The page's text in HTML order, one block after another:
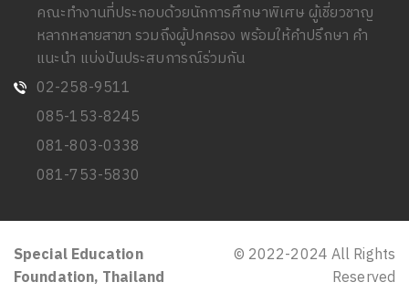
คณะทำงานที่ประกอบด้วยนักการศึกษาพิเศษ ผู้เชี่ยวชาญ
หลากหลายสาขา รวมถึงผู้ปกครอง พร้อมให้คำปรึกษา คำ
แนะนำ แบ่งปันประสบการณ์ร่วมกัน
02-258-9511
085-153-8245
081-803-0338
081-753-5830
Special Education
Foundation, Thailand
© 2022-2024 All Rights
Reserved